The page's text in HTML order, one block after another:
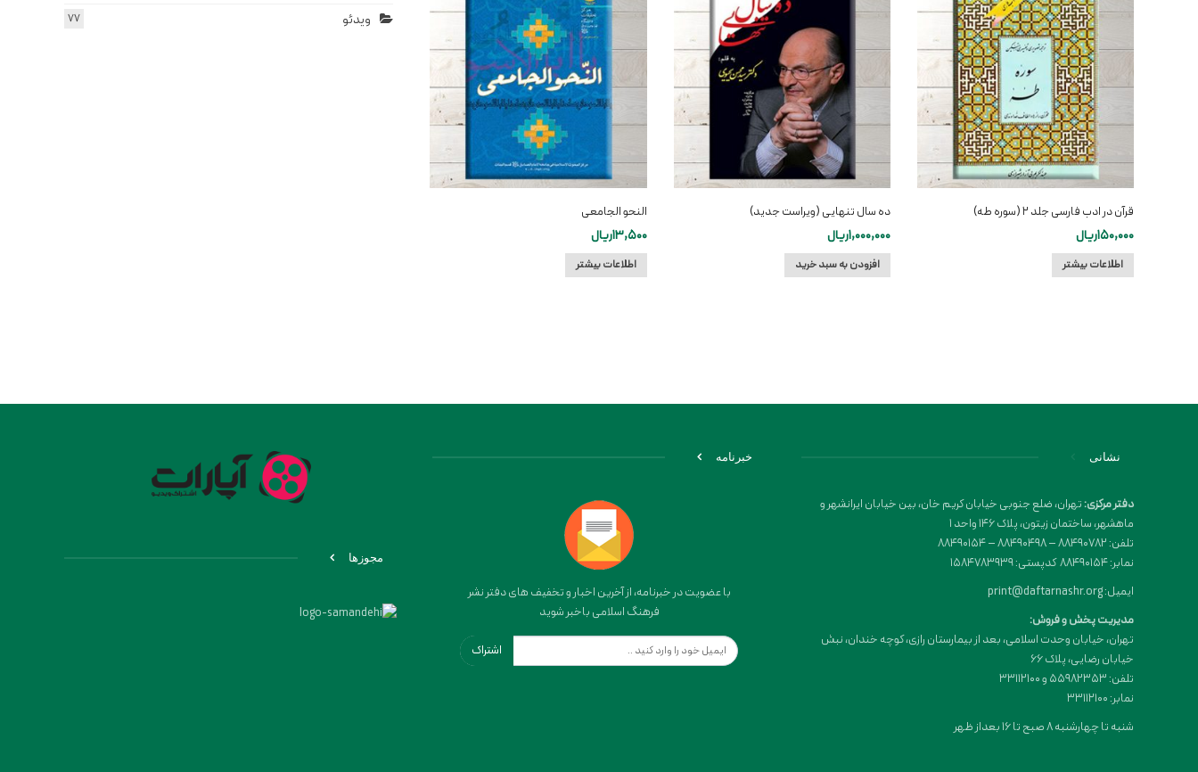
قرآن در ادب فارسی جلد ۲ (سوره طه)
150,000ریال
اطلاعات بیشتر
ده سال تنهایی (ویراست جدید)
1,000,000ریال
افزودن به سبد خرید
النحو الجامعی
13,500ریال
اطلاعات بیشتر
ویدئو 77
نشانی
دفتر مرکزی:تهران، ضلع جنوبی خیابان کریم خان، بین خیابان ایرانشهر و
ماهشهر، ساختمان زیتون، پلاک 146 واحد 1
تلفن: 88490782 – 88490498 – 88490154
نمابر: 88490154 کدپستی: 1584783939
ایمیل: print@daftarnashr.org
مدیریت پخش و فروش:
تهران، خیابان وحدت اسلامی، بعد از بیمارستان رازی، کوچه خندان، نبش
خیابان رضایی، پلاک ۶۶
تلفن: 55982353 و 33112100
نمابر: 33112100
شنبه تا چهارشنبه 8 صبح تا 16 بعداز ظهر
خبرنامه
با عضویت در خبرنامه، از آخرین اخبار و تخفیف های دفتر نشر
فرهنگ اسلامی باخبر شوید
اشتراک
مجوزها